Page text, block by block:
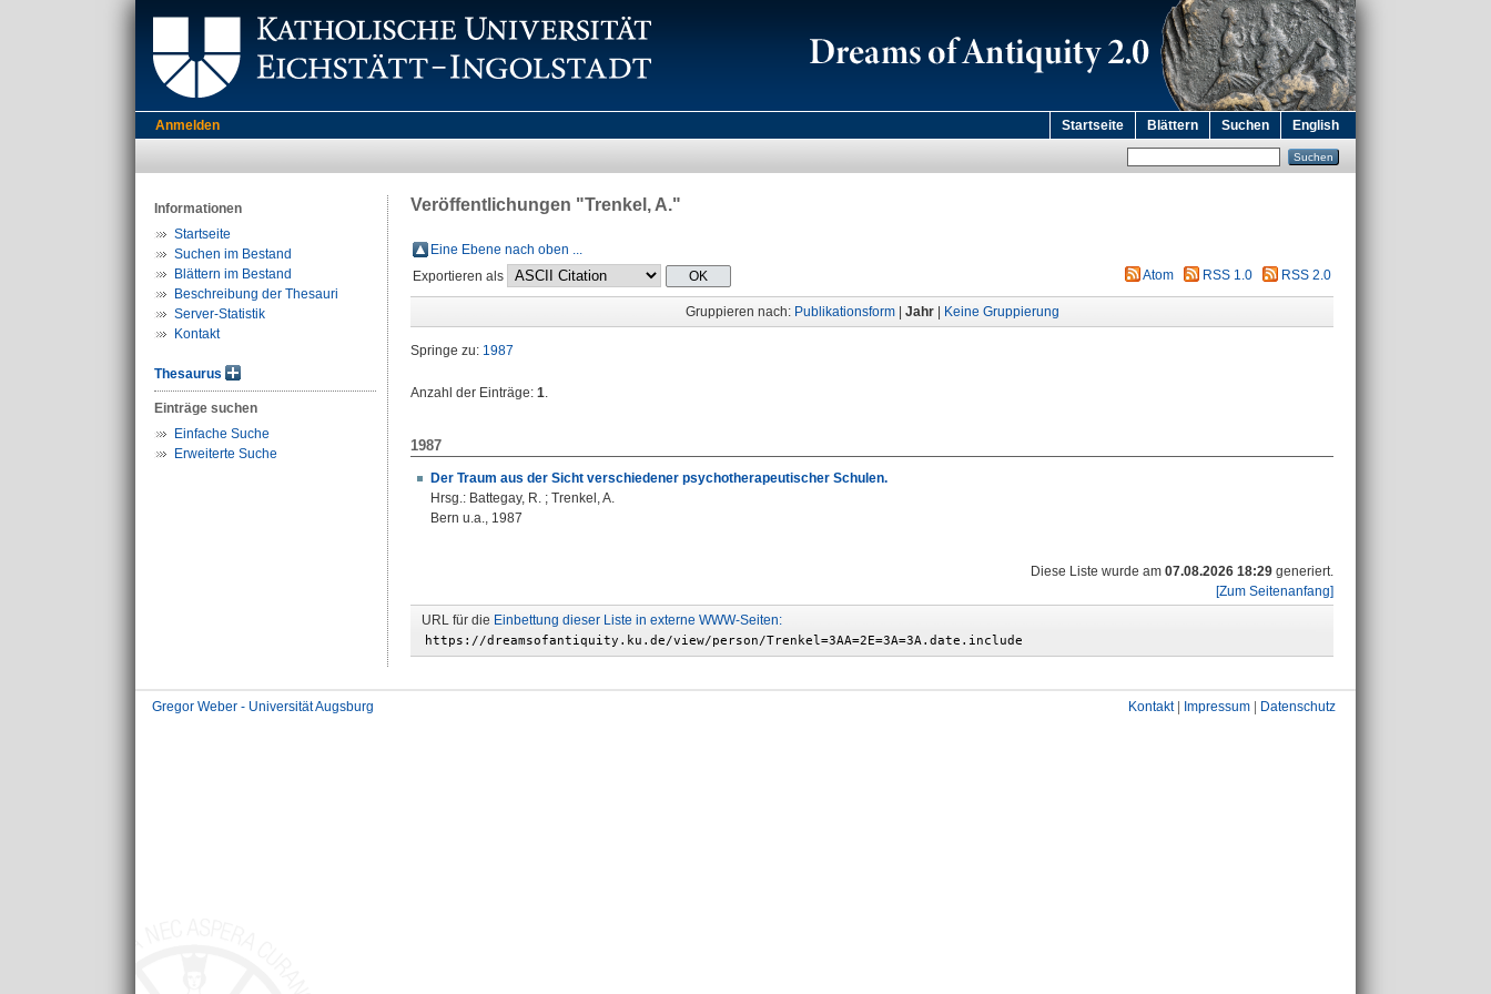
Anmelden Startseite Blättern Suchen English
Informationen
Startseite
Suchen im Bestand
Blättern im Bestand
Beschreibung der Thesauri
Server-Statistik
Kontakt
Thesaurus
Einträge suchen
Einfache Suche
Erweiterte Suche
Veröffentlichungen "Trenkel, A."
Eine Ebene nach oben ...
Exportieren als
Atom RSS 1.0 RSS 2.0
Gruppieren nach: Publikationsform| Jahr Keine Gruppierung
Springe zu: 1987
Anzahl der Einträge: 1.
1987
Der Traum aus der Sicht verschiedener psychotherapeutischer Schulen.
Hrsg.: Battegay, R. ; Trenkel, A.
Bern u.a., 1987
Diese Liste wurde am 07.08.2026 18:29 generiert.
[Zum Seitenanfang]
URL für die Einbettung dieser Liste in externe WWW-Seiten:
Gregor Weber - Universität Augsburg Kontakt| Impressum Datenschutz